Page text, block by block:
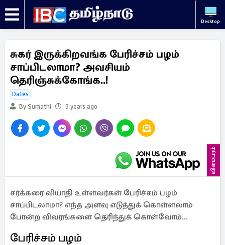
Desktop
சுகர் இருக்கிறவங்க பேரிச்சம் பழம்
சாப்பிடலாமா? அவசியம்
தெரிஞ்சுக்கோங்க..!
Dates
By Sumathi
3 years ago
விளம்பரம்
சர்க்கரை வியாதி உள்ளவர்கள் பேரிச்சம் பழம்
சாப்பிடலாமா? எந்த அளவு எடுத்துக் கொள்ளலாம்
போன்ற விவரங்களை தெரிந்துக் கொள்வோம்...
பேரிச்சம் பழம்